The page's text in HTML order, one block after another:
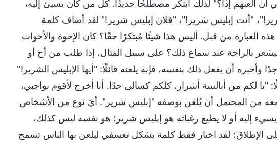
ألعنهم إذًا؟" لذلك ابتكر مصطلحًا جديدًا. كل من كان يسيئ إليه،
شرير!"، "أنت إبليس شرير!"، "فلان إبليس شرير!" لقد أضاف كلمة
من قبل. أليس هذا شيئًا مُبتكرًا حقًا؟ كان الإخوة والأخوات
بالراحة عند سماع ذلك؟ على سبيل المثال، إذا طلب من أخ أو
أن يفعل ذلك بنفسه، فإنه يلعنه قائلًا: "أيها الإبليس الشرير!"
"يا لكم من أبالسة أشرار، كلكم كسالى جدًا. أنا أخرج لأقوم بواجبي،
من المحتمل أن يُلعَن بوصفه "إبليس شرير". أيّ نوع من الأشخاص
أو لا يطيع رغباته هو إبليس شرير؛ هو نفسه ليس كذلك،
لقد اختار فقط كلمة بشكل تعسفي ليلعن بها الناس تسمح